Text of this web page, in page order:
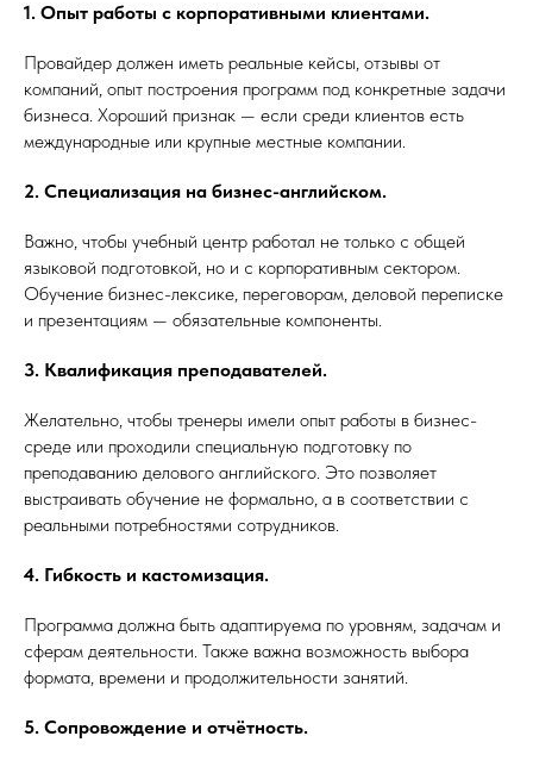
1. Опыт работы с корпоративными клиентами.
Провайдер должен иметь реальные кейсы, отзывы от
компаний, опыт построения программ под конкретные задачи
бизнеса. Хороший признак — если среди клиентов есть
международные или крупные местные компании.
2. Специализация на бизнес-английском.
Важно, чтобы учебный центр работал не только с общей
языковой подготовкой, но и с корпоративным сектором.
Обучение бизнес-лексике, переговорам, деловой переписке
и презентациям — обязательные компоненты.
3. Квалификация преподавателей.
Желательно, чтобы тренеры имели опыт работы в бизнес-
среде или проходили специальную подготовку по
преподаванию делового английского. Это позволяет
выстраивать обучение не формально, а в соответствии с
реальными потребностями сотрудников.
4. Гибкость и кастомизация.
Программа должна быть адаптируема по уровням, задачам и
сферам деятельности. Также важна возможность выбора
формата, времени и продолжительности занятий.
5. Сопровождение и отчётность.